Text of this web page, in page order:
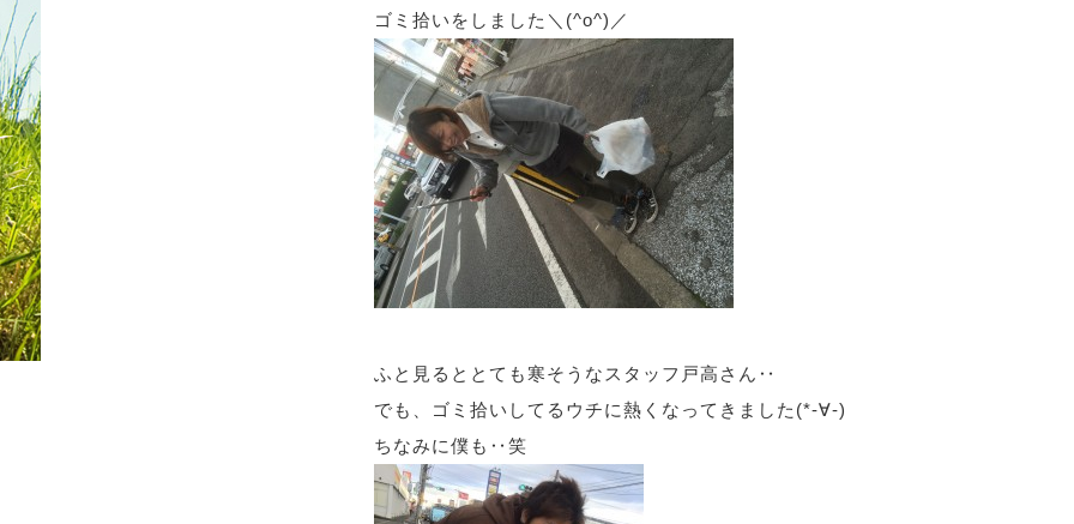
ゴミ拾いをしました＼(^o^)／
ふと見るととても寒そうなスタッフ戸高さん‥
でも、ゴミ拾いしてるウチに熱くなってきました(*-∀-)
ちなみに僕も‥笑